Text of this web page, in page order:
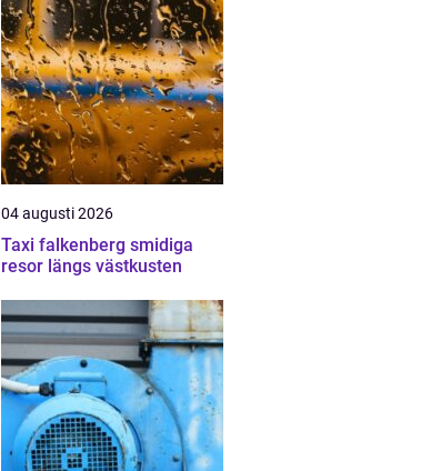
04 augusti 2026
Taxi falkenberg smidiga
resor längs västkusten